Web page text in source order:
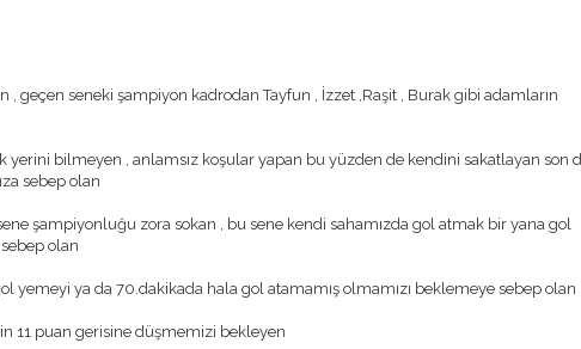
, geçen seneki şampiyon kadrodan Tayfun , İzzet ,Raşit , Burak gibi adamların
yerini bilmeyen , anlamsız koşular yapan bu yüzden de kendini sakatlayan son
sebep olan
şampiyonluğu zora sokan , bu sene kendi sahamızda gol atmak bir yana gol
olan
yemeyi ya da 70.dakikada hala gol atamamış olmamızı beklemeye sebep olan
11 puan gerisine düşmemizi bekleyen